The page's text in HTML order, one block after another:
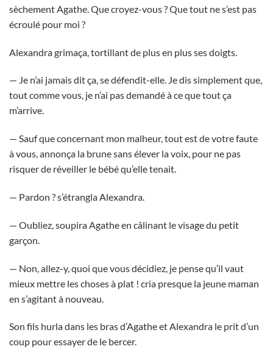
sèchement Agathe. Que croyez-vous ? Que tout ne s’est pas
écroulé pour moi ?
Alexandra grimaça, tortillant de plus en plus ses doigts.
— Je n’ai jamais dit ça, se défendit-elle. Je dis simplement que,
tout comme vous, je n’ai pas demandé à ce que tout ça
m’arrive.
— Sauf que concernant mon malheur, tout est de votre faute
à vous, annonça la brune sans élever la voix, pour ne pas
risquer de réveiller le bébé qu’elle tenait.
— Pardon ? s’étrangla Alexandra.
— Oubliez, soupira Agathe en câlinant le visage du petit
garçon.
— Non, allez-y, quoi que vous décidiez, je pense qu’il vaut
mieux mettre les choses à plat ! cria presque la jeune maman
en s’agitant à nouveau.
Son fils hurla dans les bras d’Agathe et Alexandra le prit d’un
coup pour essayer de le bercer.